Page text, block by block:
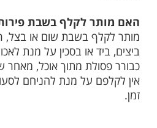
לברור עצמות מן
לברור עצמות מן הדגים
מאוכל ,כיוון שעושה
מן הדגים או הבשר